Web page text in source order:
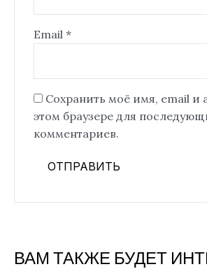
Email *
Сохранить моё имя, email и
этом браузере для
комментариев.
ВАМ ТАКЖЕ БУДЕТ